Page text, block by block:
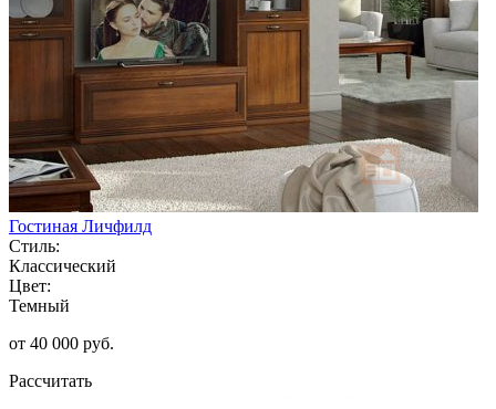
Гостиная Личфилд
Стиль:
Классический
Цвет:
Темный
от 40 000 руб.
Рассчитать